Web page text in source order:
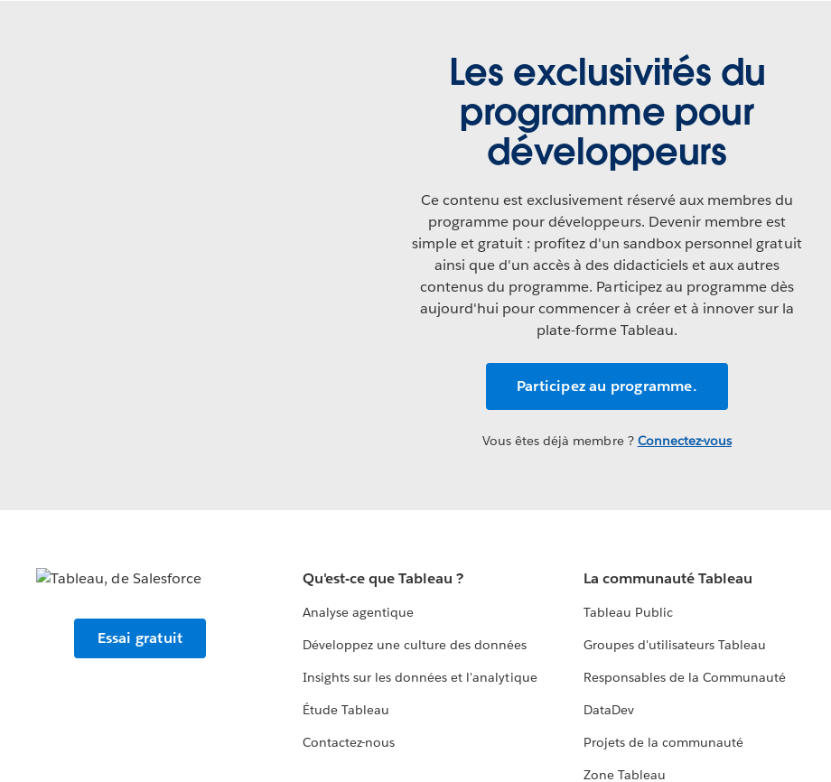
Les exclusivités du
programme pour
développeurs
Ce contenu est exclusivement réservé aux membres du
programme pour développeurs. Devenir membre est
simple et gratuit : profitez d'un sandbox personnel gratuit
ainsi que d'un accès à des didacticiels et aux autres
contenus du programme. Participez au programme dès
aujourd'hui pour commencer à créer et à innover sur la
plate-forme Tableau.
Participez au programme.
Vous êtes déjà membre ? Connectez-vous
Essai gratuit
Qu'est-ce que Tableau ?
Analyse agentique
Développez une culture des données
Insights sur les données et l'analytique
Étude Tableau
Contactez-nous
La communauté Tableau
Tableau Public
Groupes d'utilisateurs Tableau
Responsables de la Communauté
DataDev
Projets de la communauté
Zone Tableau